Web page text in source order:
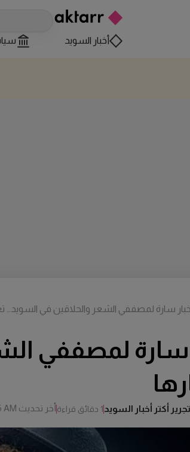
أخبار السويد
أكتر أخبار السويد1 دقائق قراءة أخر تحديث AM
سارة لمصففي
سارة لمصففي الشعر والحلاقين في السويد…